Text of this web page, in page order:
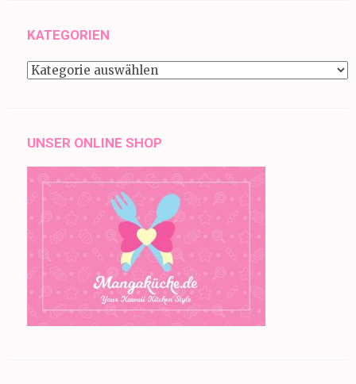
KATEGORIEN
Kategorien
UNSER ONLINE SHOP